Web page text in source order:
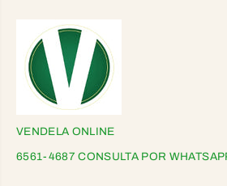
VENDELA ONLINE
6561-4687 CONSULTA POR